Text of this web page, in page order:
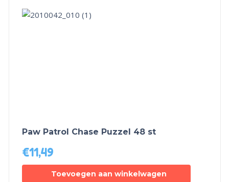
Paw Patrol Chase Puzzel 48 st
€11,49
Toevoegen aan winkelwagen